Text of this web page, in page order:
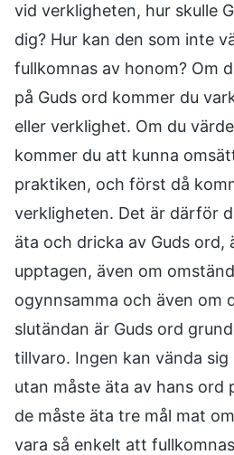
vid verkligheten, hur skulle
dig? Hur kan den som inte
fullkomnas av honom? Om
på Guds ord kommer du
eller verklighet. Om du
kommer du att kunna
praktiken, och först då
verkligheten. Det är därför
äta och dricka av Guds ord,
upptagen, även om
ogynnsamma och även om
slutändan är Guds ord
tillvaro. Ingen kan vända
utan måste äta av hans ord
de måste äta tre mål mat
vara så enkelt att